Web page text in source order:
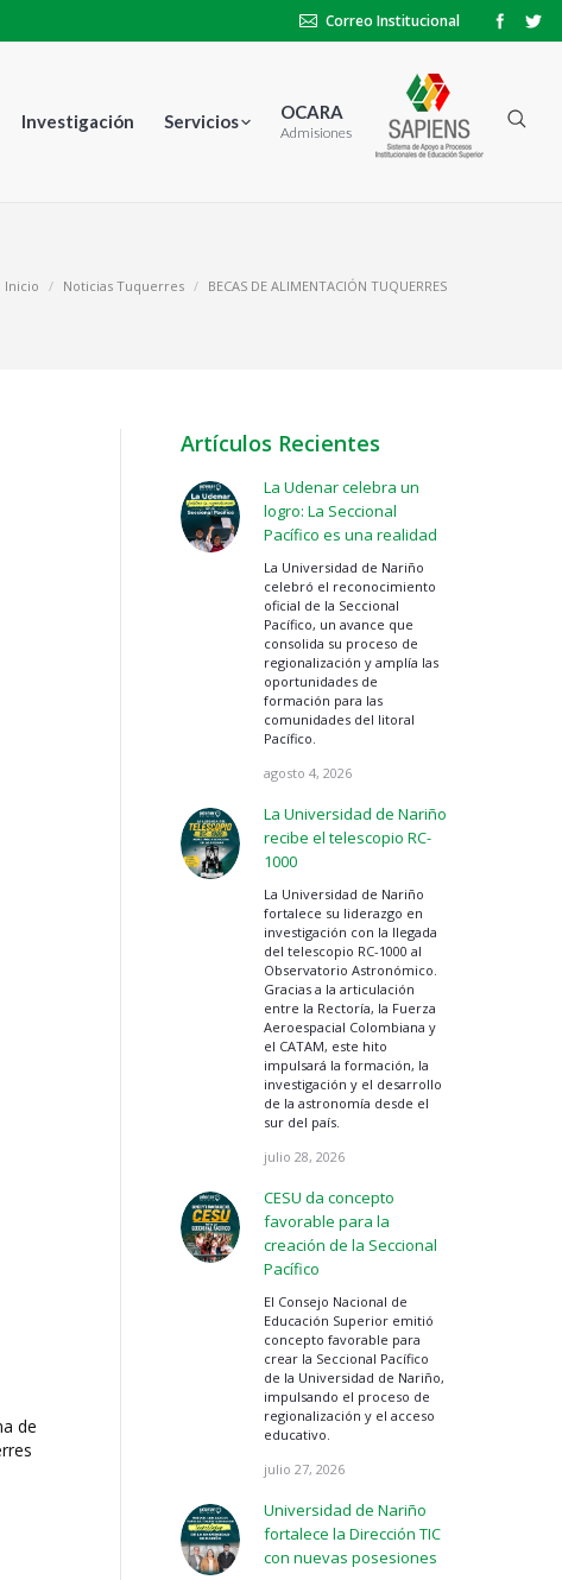
Correo Institucional
Investigación Servicios OCARA
Admisiones
Inicio Noticias Tuquerres BECAS DE ALIMENTACIÓN TUQUERRES
de
Artículos Recientes
La Udenar celebra un
logro: La Seccional
Pacífico es una realidad
La Universidad de Nariño
celebró el reconocimiento
oficial de la Seccional
Pacífico, un avance que
consolida su proceso de
regionalización y amplía las
oportunidades de
formación para las
comunidades del litoral
Pacífico.
agosto 4, 2026
La Universidad de Nariño
recibe el telescopio RC-
1000
La Universidad de Nariño
fortalece su liderazgo en
investigación con la llegada
del telescopio RC-1000 al
Observatorio Astronómico.
Gracias a la articulación
entre la Rectoría, la Fuerza
Aeroespacial Colombiana y
el CATAM, este hito
impulsará la formación, la
investigación y el desarrollo
de la astronomía desde el
sur del país.
julio 28, 2026
CESU da concepto
favorable para la
creación de la Seccional
Pacífico
El Consejo Nacional de
Educación Superior emitió
concepto favorable para
crear la Seccional Pacífico
de la Universidad de Nariño,
impulsando el proceso de
regionalización y el acceso
educativo.
julio 27, 2026
Universidad de Nariño
fortalece la Dirección TIC
con nuevas posesiones